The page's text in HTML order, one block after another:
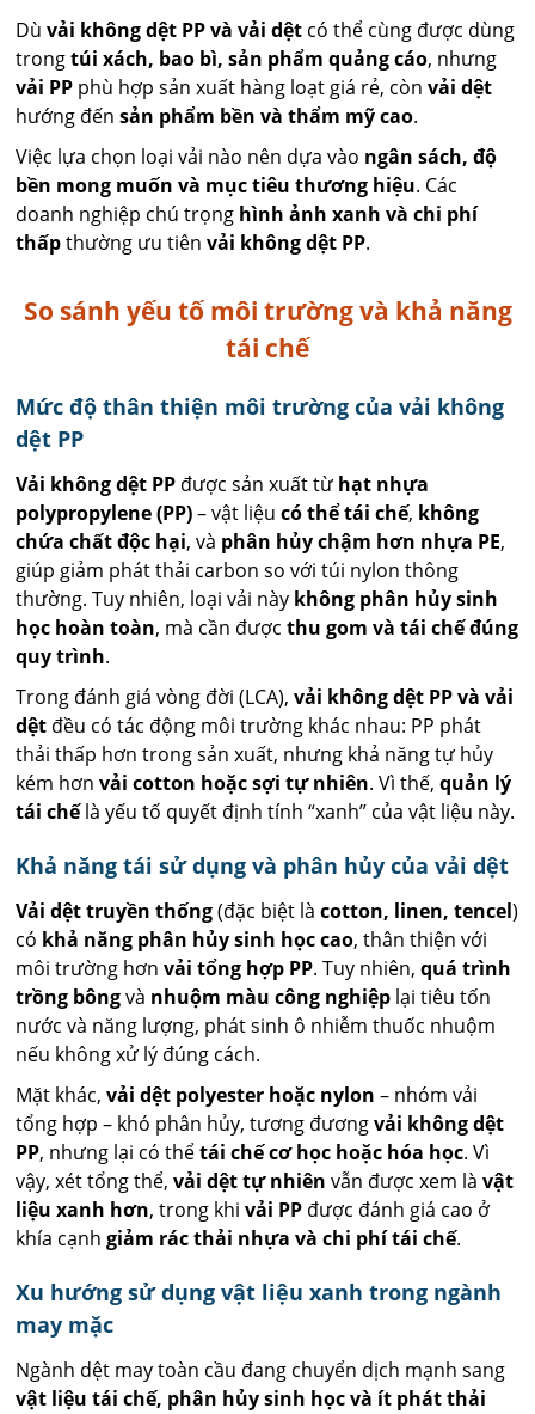
Dùvải không dệt PP và vải dệt có thể cùng được dùng
trongtúi xách, bao bì, sản phẩm quảng cáo, nhưng
vải PP phù hợp sản xuất hàng loạt giá rẻ, cònvải dệt
hướng đếnsản phẩm bền và thẩm mỹ cao.
Việc lựa chọn loại vải nào nên dựa vào ngân sách, độ
bền mong muốn và mục tiêu thương hiệu. Các
doanh nghiệp chú trọng hình ảnh xanh và chi phí
thấpthường ưu tiênvải không dệt PP.
So sánh yếu tố môi trường và khả năng
tái chế
Mức độ thân thiện môi trường của vải không
dệt PP
Vải không dệt PP được sản xuất từ hạt nhựa
polypropylene (PP)– vật liệucó thể tái chế, không
chứa chất độc hại, và phân hủy chậm hơn nhựa PE,
giúp giảm phát thải carbon so với túi nylon thông
thường. Tuy nhiên, loại vải này không phân hủy sinh
học hoàn toàn, mà cần đượcthu gom và tái chế đúng
quy trình.
Trong đánh giá vòng đời (LCA),vải không dệt PP và vải
dệt đều có tác động môi trường khác nhau: PP phát
thải thấp hơn trong sản xuất, nhưng khả năng tự hủy
kém hơnvải cotton hoặc sợi tự nhiên. Vì thế,quản lý
tái chếlà yếu tố quyết định tính “xanh” của vật liệu này.
Khả năng tái sử dụng và phân hủy của vải dệt
Vải dệt truyền thống(đặc biệt làcotton, linen, tencel)
có khả năng phân hủy sinh học cao, thân thiện với
môi trường hơnvải tổng hợp PP. Tuy nhiên,quá trình
trồng bôngvà nhuộm màu công nghiệp lại tiêu tốn
nước và năng lượng, phát sinh ô nhiễm thuốc nhuộm
nếu không xử lý đúng cách.
Mặt khác,vải dệt polyester hoặc nylon – nhóm vải
tổng hợp – khó phân hủy, tương đươngvải không dệt
PP, nhưng lại có thểtái chế cơ học hoặc hóa học. Vì
vậy, xét tổng thể,vải dệt tự nhiên vẫn được xem làvật
liệu xanh hơn, trong khivải PP được đánh giá cao ở
khía cạnhgiảm rác thải nhựa và chi phí tái chế.
Xu hướng sử dụng vật liệu xanh trong ngành
may mặc
Ngành dệt may toàn cầu đang chuyển dịch mạnh sang
vật liệu tái chế, phân hủy sinh học và ít phát thải